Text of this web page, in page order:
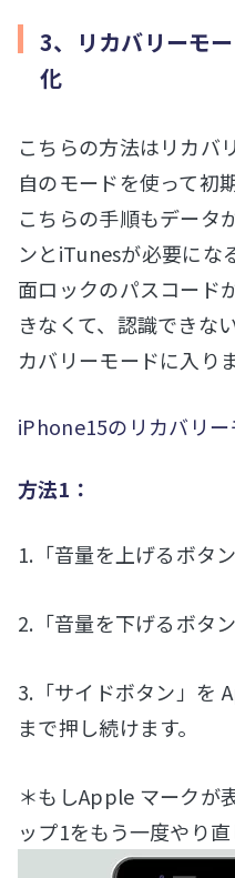
3、リカバリーモ
化
こちらの方法はリカバ
自のモードを使って初
こちらの手順もデータ
ンとiTunesが必要にな
面ロックのパスコード
きなくて、認識できな
カバリーモードに入りま
iPhone15のリカバリ
方法1：
1.「音量を上げるボタ
2.「音量を下げるボタ
3.「サイドボタン」を
まで押し続けます。
＊もしApple マークが
ップ1をもう一度やり直